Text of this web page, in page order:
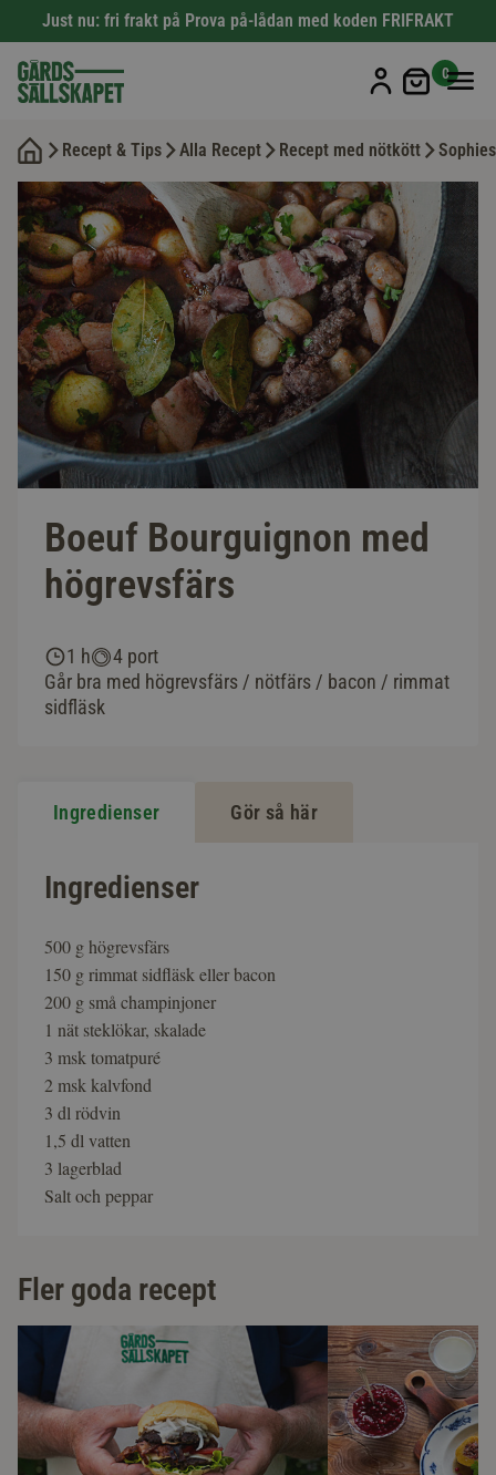
Just nu: fri frakt på Prova på-lådan med koden FRIFRAKT
Min
0
Recept & Tips Alla Recept Recept med nötkött
Boeuf Bourguignon med
högrevsfärs
1 h
4 port
Går bra med högrevsfärs / nötfärs / bacon / rimmat
sidfläsk
Ingredienser Gör så här
Ingredienser
500 g högrevsfärs
150 g rimmat sidfläsk eller bacon
200 g små champinjoner
1 nät steklökar, skalade
3 msk tomatpuré
2 msk kalvfond
3 dl rödvin
1,5 dl vatten
3 lagerblad
Salt och peppar
Fler goda recept